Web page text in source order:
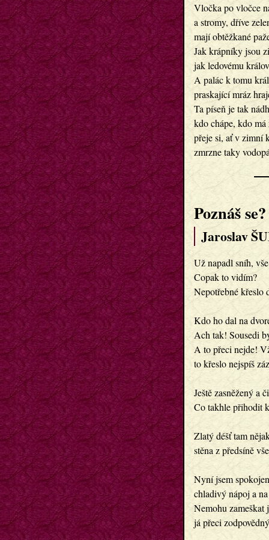
Vločka po vločce
a stromy, dříve
mají obtěžkané
Jak krápníky jsou
jak ledovému
A palác k tomu
praskající mráz
Ta píseň je tak
kdo chápe, kdo má
přeje si, ať v zimní
zmrzne taky
Poznáš se?
Jaroslav
Už napadl sníh,
Copak to vidím?
Nepotřebné křeslo
Kdo ho dal na
Ach tak! Sousedi
A to přeci nejde!
to křeslo nejspíš
Ještě zasněžený a
Co takhle přihodit
Zlatý déšť tam
stěna z předsíně
Nyní jsem
chladivý nápoj a
Nemohu zameškat
já přeci